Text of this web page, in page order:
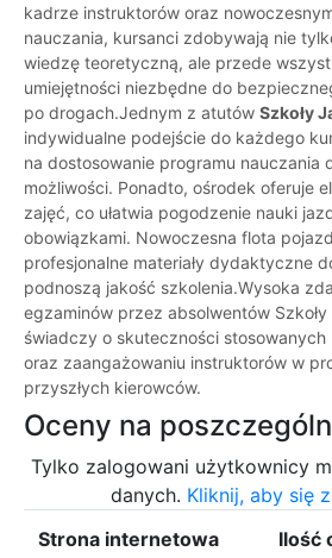
kadrze instruktorów oraz
nauczania, kursanci zdobywają nie
wiedzę teoretyczną, ale przede
umiejętności niezbędne do
po drogach.Jednym z atutów Szkoły
indywidualne podejście do każdego
na dostosowanie programu nauczania
możliwości. Ponadto, ośrodek oferuje
zajęć, co ułatwia pogodzenie nauki
obowiązkami. Nowoczesna flota
profesjonalne materiały dydaktyczne
podnoszą jakość szkolenia.Wysoka
egzaminów przez absolwentów Szkoły
świadczy o skuteczności stosowanych
oraz zaangażowaniu instruktorów w
przyszłych kierowców.
Oceny na
Tylko zalogowani użytkownicy
danych. Kliknij, aby się
Strona internetowa
Ilość